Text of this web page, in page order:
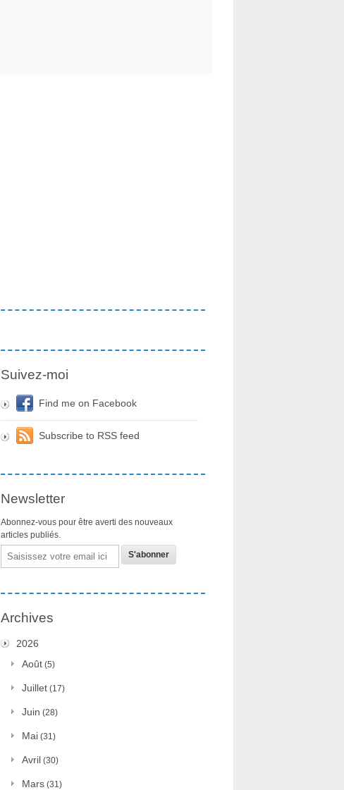
Suivez-moi
Find me on Facebook
Subscribe to RSS feed
Newsletter
Abonnez-vous pour être averti des nouveaux
articles publiés.
Email
Archives
2026
Août (5)
Juillet (17)
Juin (28)
Mai (31)
Avril (30)
Mars (31)